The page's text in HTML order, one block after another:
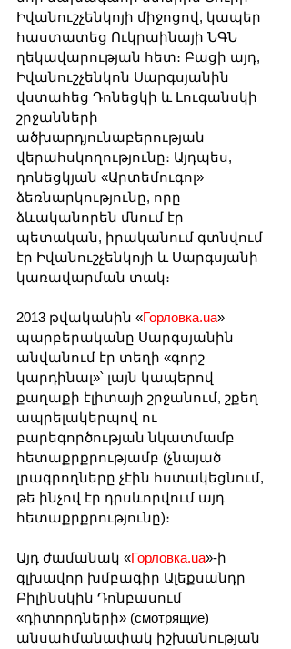
Իվանուշչենկոյի միջոցով, կապեր
հաստատեց Ուկրաինայի ՆԳՆ
ղեկավարության հետ։ Բացի այդ,
Իվանուշչենկոն Սարգսյանին
վստահեց Դոնեցկի և Լուգանսկի
շրջանների
ածխարդյունաբերության
վերահսկողությունը։ Այդպես,
դոնեցկյան «Արտեմուգոլ»
ձեռնարկությունը, որը
ձևականորեն մնում էր
պետական, իրականում գտնվում
էր Իվանուշչենկոյի և Սարգսյանի
կառավարման տակ։
2013 թվականին «Горловка.ua»
պարբերականը Սարգսյանին
անվանում էր տեղի «գորշ
կարդինալ»՝ լայն կապերով
քաղաքի էլիտայի շրջանում, շքեղ
ապրելակերպով ու
բարեգործության նկատմամբ
հետաքրքրությամբ (չնայած
լրագրողները չէին հստակեցնում,
թե ինչով էր դրսևորվում այդ
հետաքրքրությունը)։
Այդ ժամանակ «Горловка.ua»-ի
գլխավոր խմբագիր Ալեքսանդր
Բիլինսկին Դոնբասում
«դիտորդների» (смотрящие)
անսահմանափակ իշխանության